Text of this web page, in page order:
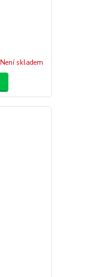
Není skladem